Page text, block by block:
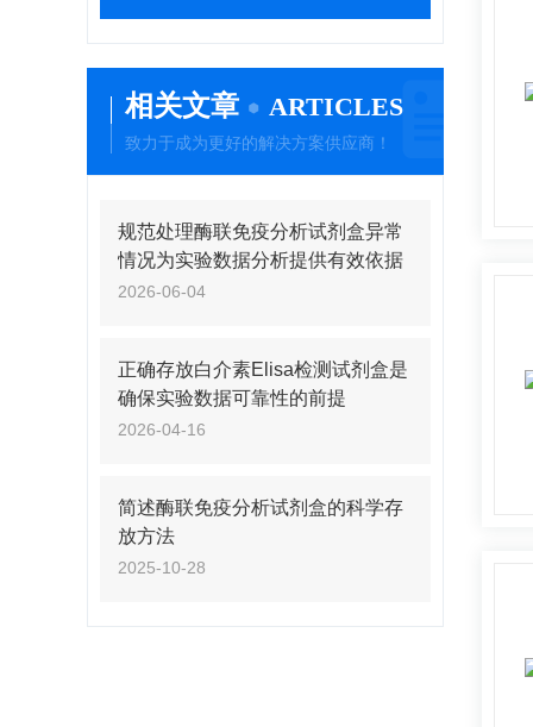
相关文章 ARTICLES
致力于成为更好的解决方案供应商！
规范处理酶联免疫分析试剂盒异常
情况为实验数据分析提供有效依据
2026-06-04
正确存放白介素Elisa检测试剂盒是
确保实验数据可靠性的前提
2026-04-16
简述酶联免疫分析试剂盒的科学存
放方法
2025-10-28